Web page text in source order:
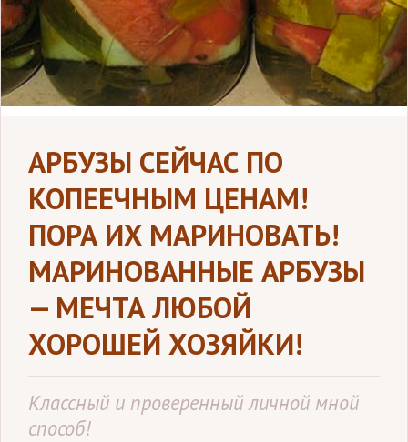
АРБУЗЫ СЕЙЧАС ПО
КОПЕЕЧНЫМ ЦЕНАМ!
ПОРА ИХ МАРИНОВАТЬ!
МАРИНОВАННЫЕ АРБУЗЫ
— МЕЧТА ЛЮБОЙ
ХОРОШЕЙ ХОЗЯЙКИ!
Классный и проверенный личной мной
способ!